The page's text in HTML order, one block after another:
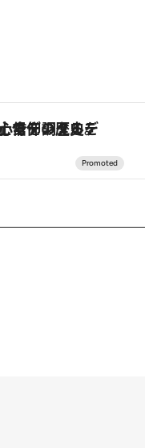
トックス。冨士信仰の歴史を辿り、心身を調える。